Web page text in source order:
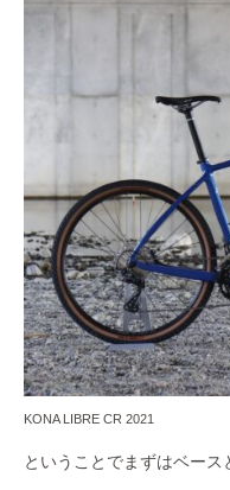
KONA LIBRE CR 2021
ということでまずはベース